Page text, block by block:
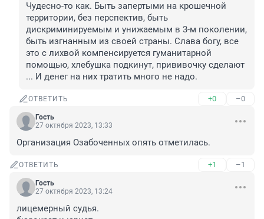
Чудесно-то как. Быть запертыми на крошечной
территории, без перспектив, быть
дискриминируемым и унижаемым в 3-м поколении,
быть изгнанным из своей страны. Слава богу, все
это с лихвой компенсируется гуманитарной
помощью, хлебушка подкинут, прививочку сделают
... И денег на них тратить много не надо.
ОТВЕТИТЬ +0 –0
Гость
27 октября 2023, 13:33
Организация Озабоченных опять отметилась.
ОТВЕТИТЬ +1 –1
Гость
27 октября 2023, 13:24
лицемерный судья.